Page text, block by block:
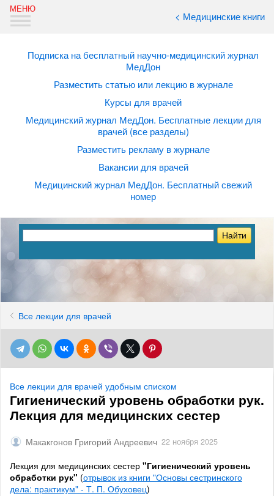
< Медицинские книги
Подписка на бесплатный научно-медицинский журнал
МедДон
Разместить статью или лекцию в журнале
Курсы для врачей
Медицинский журнал МедДон. Бесплатные лекции для
врачей (все разделы)
Разместить рекламу в журнале
Вакансии для врачей
Медицинский журнал МедДон. Бесплатный свежий
номер
Все лекции для врачей
Все лекции для врачей удобным списком
Гигиенический уровень обработки рук.
Лекция для медицинских сестер
Макакгонов Григорий Андреевич 22 ноября 2025
Лекция для медицинских сестер "Гигиенический уровень
обработки рук" (отрывок из книги "Основы сестринского
дела: практикум" - Т. П. Обуховец)